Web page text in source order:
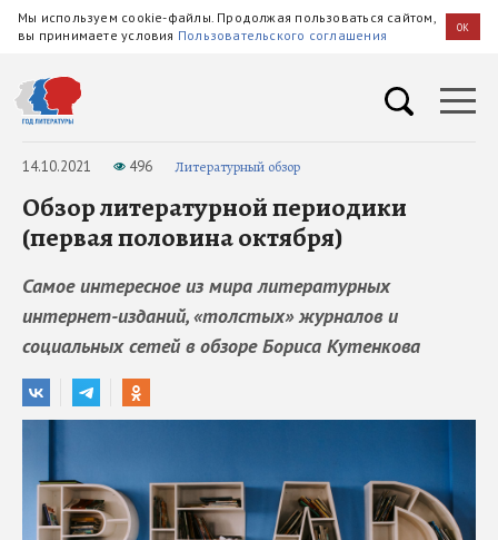
Мы используем cookie-файлы. Продолжая пользоваться сайтом,
вы принимаете условия Пользовательского соглашения OK
14.10.2021 496 Литературный обзор
Обзор литературной периодики
(первая половина октября)
Самое интересное из мира литературных
интернет-изданий, «толстых» журналов и
социальных сетей в обзоре Бориса Кутенкова